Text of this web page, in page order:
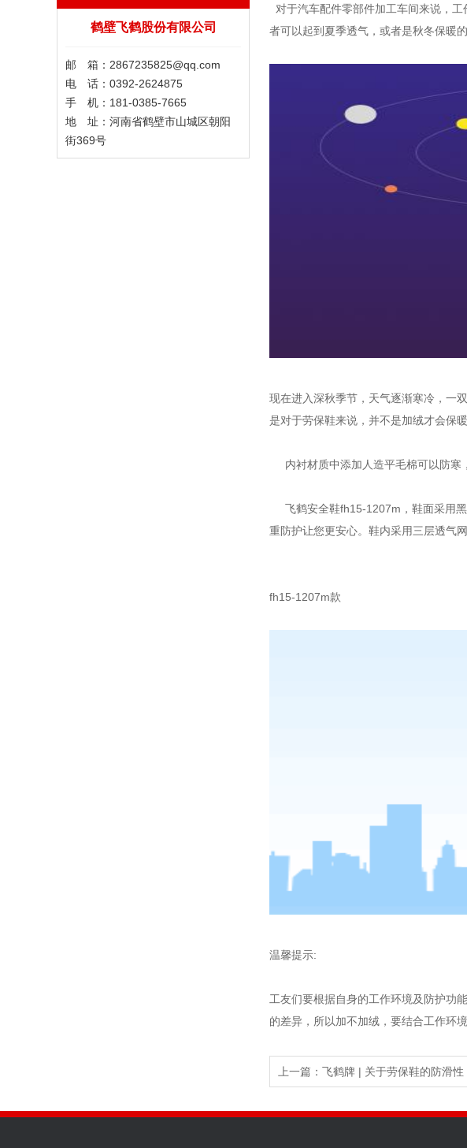
鹤壁飞鹤股份有限公司
邮 箱： 2867235825@qq.com
电 话：0392-2624875
手 机：181-0385-7665
地 址：河南省鹤壁市山城区朝阳
街369号
对于汽车配件零部件加工车间来说，
者可以起到夏季透气，或者是秋冬保暖的
现在进入深秋季节，天气逐渐寒冷，一
是对于劳保鞋来说，并不是加绒才会保
内衬材质中添加人造平毛棉可以防寒
飞鹤安全鞋fh15-1207m，鞋面采用黑
重防护让您更安心。鞋内采用三层透气
fh15-1207m款
温馨提示:
工友们要根据自身的工作环境及防护功
的差异，所以加不加绒，要结合工作环境
上一篇： 飞鹤牌 | 关于劳保鞋的防滑性